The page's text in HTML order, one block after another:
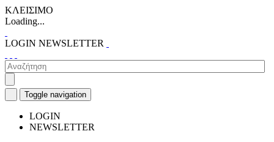
ΚΛΕΙΣΙΜΟ
Loading...
LOGIN NEWSLETTER
Toggle navigation
LOGIN
NEWSLETTER